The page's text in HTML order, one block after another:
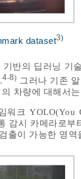
dataset3)
반의 딥러닝 기
4-8) 그러나 기존
차량에 대해서
워크
감시 카메라로
출이 가능한 영역